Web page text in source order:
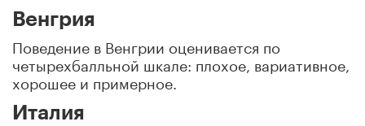
Венгрия
Поведение в Венгрии оценивается по
четырехбалльной шкале: плохое, вариативное,
хорошее и примерное.
Италия